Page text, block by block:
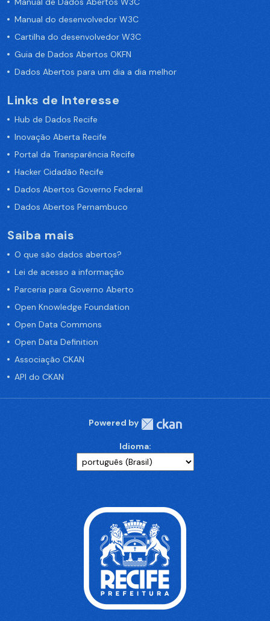
Manual do desenvolvedor W3C
Cartilha do desenvolvedor W3C
Guia de Dados Abertos OKFN
Dados Abertos para um dia a dia melhor
Links de Interesse
Hub de Dados Recife
Inovação Aberta Recife
Portal da Transparência Recife
Hacker Cidadão Recife
Dados Abertos Governo Federal
Dados Abertos Pernambuco
Saiba mais
O que são dados abertos?
Lei de acesso a informação
Parceria para Governo Aberto
Open Knowledge Foundation
Open Data Commons
Open Data Definition
Associação CKAN
API do CKAN
Powered by
Idioma